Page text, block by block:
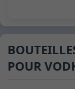
POUR